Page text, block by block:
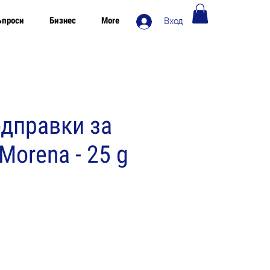
Вход
Бизнес More
за
- 25 g